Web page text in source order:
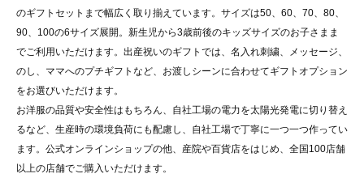
のギフトセットまで幅広く取り揃えています。サイズは50、60、70、80、
90、100の6サイズ展開。新生児から3歳前後のキッズサイズのお子さまま
でご利用いただけます。出産祝いのギフトでは、名入れ刺繍、メッセージ、
のし、ママへのプチギフトなど、お渡しシーンに合わせてギフトオプション
をお選びいただけます。
お洋服の品質や安全性はもちろん、自社工場の電力を太陽光発電に切り替え
るなど、生産時の環境負荷にも配慮し、自社工場で丁寧に一つ一つ作ってい
ます。公式オンラインショップの他、産院や百貨店をはじめ、全国100店舗
以上の店舗でご購入いただけます。